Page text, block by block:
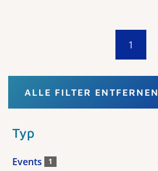
1
ALLE FILTER ENTFERNEN
Typ
Events 1